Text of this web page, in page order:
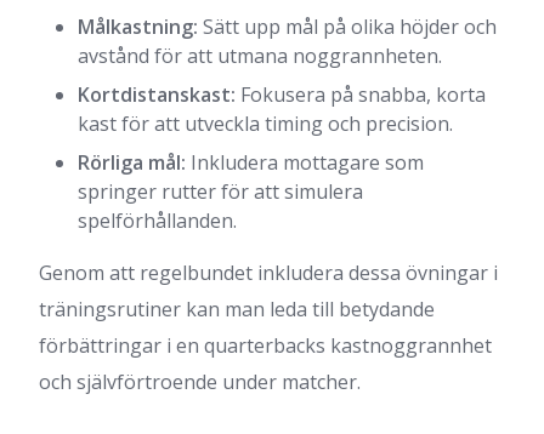
Målkastning: Sätt upp mål på olika höjder och
avstånd för att utmana noggrannheten.
Kortdistanskast: Fokusera på snabba, korta
kast för att utveckla timing och precision.
Rörliga mål: Inkludera mottagare som
springer rutter för att simulera
spelförhållanden.
Genom att regelbundet inkludera dessa övningar i
träningsrutiner kan man leda till betydande
förbättringar i en quarterbacks kastnoggrannhet
och självförtroende under matcher.